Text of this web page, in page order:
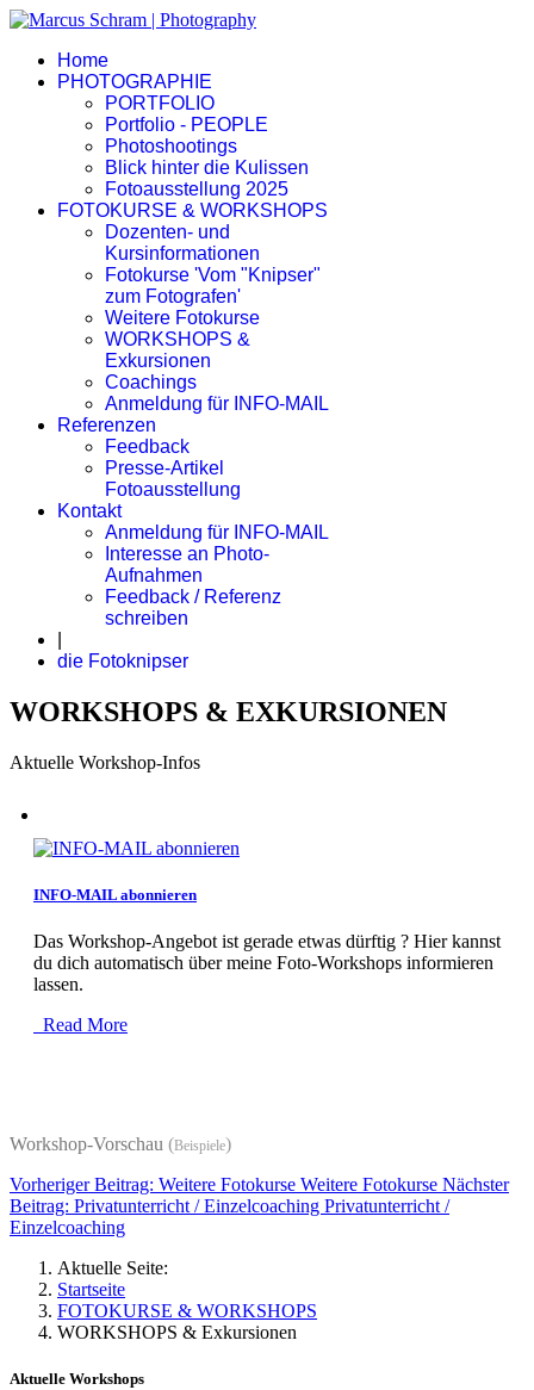
Home
PHOTOGRAPHIE
PORTFOLIO
Portfolio - PEOPLE
Photoshootings
Blick hinter die Kulissen
Fotoausstellung 2025
FOTOKURSE & WORKSHOPS
Dozenten- und
Kursinformationen
Fotokurse 'Vom "Knipser"
zum Fotografen'
Weitere Fotokurse
WORKSHOPS &
Exkursionen
Coachings
Anmeldung für INFO-MAIL
Referenzen
Feedback
Presse-Artikel
Fotoausstellung
Kontakt
Anmeldung für INFO-MAIL
Interesse an Photo-
Aufnahmen
Feedback / Referenz
schreiben
die Fotoknipser
WORKSHOPS & EXKURSIONEN
Aktuelle Workshop-Infos
INFO-MAIL abonnieren
Das Workshop-Angebot ist gerade etwas dürftig ? Hier kannst
du dich automatisch über meine Foto-Workshops informieren
lassen.
Read More
Workshop-Vorschau (Beispiele)
Vorheriger Beitrag: Weitere Fotokurse Weitere Fotokurse Nächster
Beitrag: Privatunterricht / Einzelcoaching Privatunterricht /
Einzelcoaching
Aktuelle Seite:
Startseite
FOTOKURSE & WORKSHOPS
WORKSHOPS & Exkursionen
Aktuelle Workshops